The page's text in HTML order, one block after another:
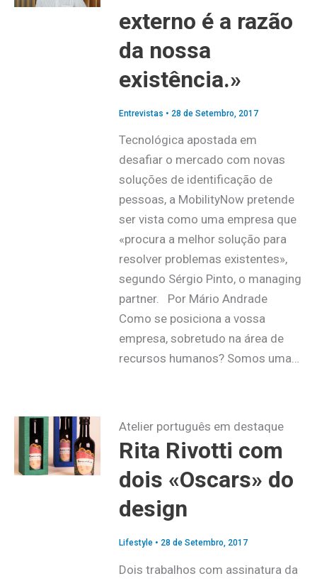
externo é a razão
da nossa
existência.»
Entrevistas • 28 de Setembro, 2017
Tecnológica apostada em
desafiar o mercado com novas
soluções de identificação de
pessoas, a MobilityNow pretende
ser vista como uma empresa que
«procura a melhor solução para
resolver problemas existentes»,
segundo Sérgio Pinto, o managing
partner. Por Mário Andrade
Como se posiciona a vossa
empresa, sobretudo na área de
recursos humanos? Somos uma…
Atelier português em destaque
Rita Rivotti com
dois «Oscars» do
design
Lifestyle• 28 de Setembro, 2017
Dois trabalhos com assinatura da